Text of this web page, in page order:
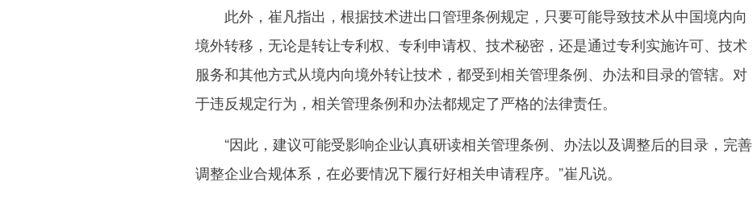
此外，崔凡指出，根据技术进出口管理条例规定，只要可能导致技术从中国境内向
境外转移，无论是转让专利权、专利申请权、技术秘密，还是通过专利实施许可、技术
服务和其他方式从境内向境外转让技术，都受到相关管理条例、办法和目录的管辖。对
于违反规定行为，相关管理条例和办法都规定了严格的法律责任。
“因此，建议可能受影响企业认真研读相关管理条例、办法以及调整后的目录，完善
调整企业合规体系，在必要情况下履行好相关申请程序。”崔凡说。